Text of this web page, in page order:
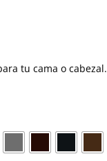
tu cama o cabezal.